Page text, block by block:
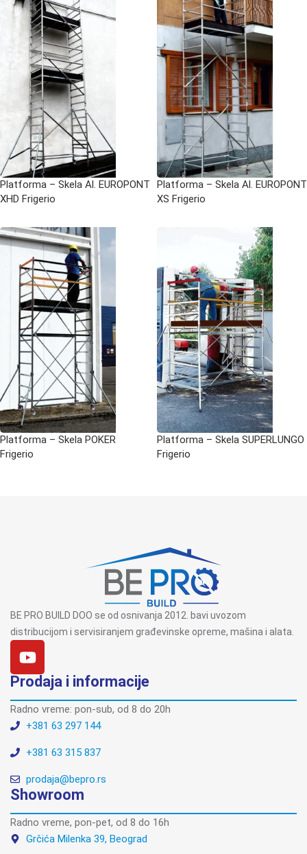
Platforma – Skela Al. EUROPONT
XHD Frigerio
Platforma – Skela Al. EUROPONT
XS Frigerio
Platforma – Skela POKER
Frigerio
Platforma – Skela SUPERLUNGO
Frigerio
BE PRO BUILD DOO se od osnivanja 2012. bavi uvozom
distribucijom i servisiranjem građevinske opreme, mašina i alata.
Prodaja i informacije
Radno vreme: pon-sub, od 8 do 20h
+381 63 297 144
+381 63 315 837
prodaja@bepro.rs
Showroom
Radno vreme, pon-pet, od 8 do 16h
Grčića Milenka 39, Beograd